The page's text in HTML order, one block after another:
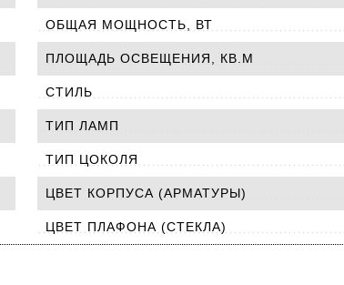
ОБЩАЯ МОЩНОСТЬ, ВТ
ПЛОЩАДЬ ОСВЕЩЕНИЯ, КВ.М
СТИЛЬ
ТИП ЛАМП
ТИП ЦОКОЛЯ
ЦВЕТ КОРПУСА (АРМАТУРЫ)
ЦВЕТ ПЛАФОНА (СТЕКЛА)